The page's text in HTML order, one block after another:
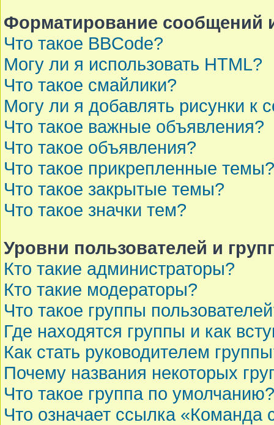
Форматирование сообщений
Что такое BBCode?
Могу ли я использовать HTML?
Что такое смайлики?
Могу ли я добавлять рисунки к
Что такое важные объявления?
Что такое объявления?
Что такое прикрепленные темы?
Что такое закрытые темы?
Что такое значки тем?
Уровни пользователей и
Кто такие администраторы?
Кто такие модераторы?
Что такое группы
Где находятся группы и как
Как стать руководителем
Почему названия некоторых
Что такое группа по умолчанию?
Что означает ссылка «Команда